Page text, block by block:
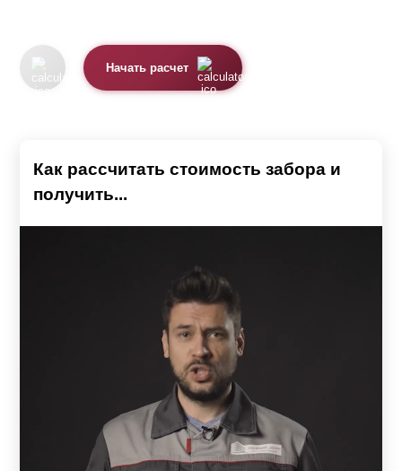
Начать расчет
Как рассчитать стоимость забора и
получить...